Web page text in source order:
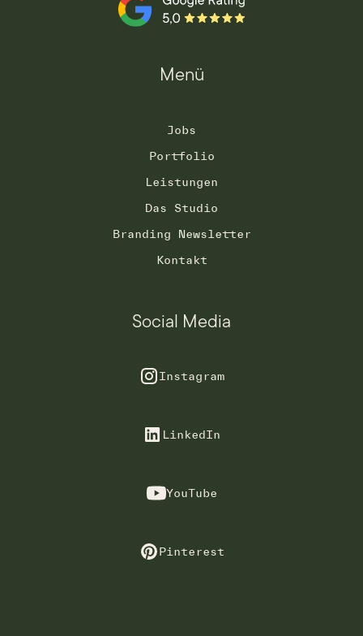
Menü
Jobs
Portfolio
Leistungen
Das Studio
Branding Newsletter
Kontakt
Social Media
Instagram
LinkedIn
YouTube
Pinterest